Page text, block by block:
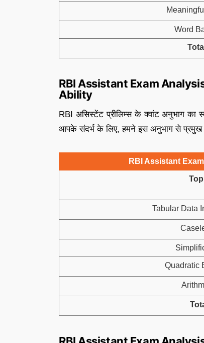
Word
Total
RBI Assistant Exam
Ability
RBI असिस्टेंट प्रीलिम्स के क्वांट अनुभाग
आपके संदर्भ के लिए, हमने इस अनुभाग से प्रमुख
RBI Assistant
Tabular Data
Quadratic